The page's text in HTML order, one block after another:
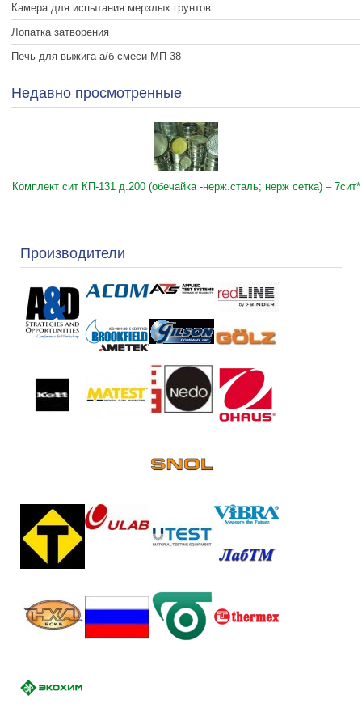
Камера для испытания мерзлых грунтов
Лопатка затворения
Печь для выжига а/б смеси МП 38
Недавно просмотренные
Комплект сит КП-131 д.200 (обечайка -нерж.сталь; нерж сетка) – 7сит*
Производители